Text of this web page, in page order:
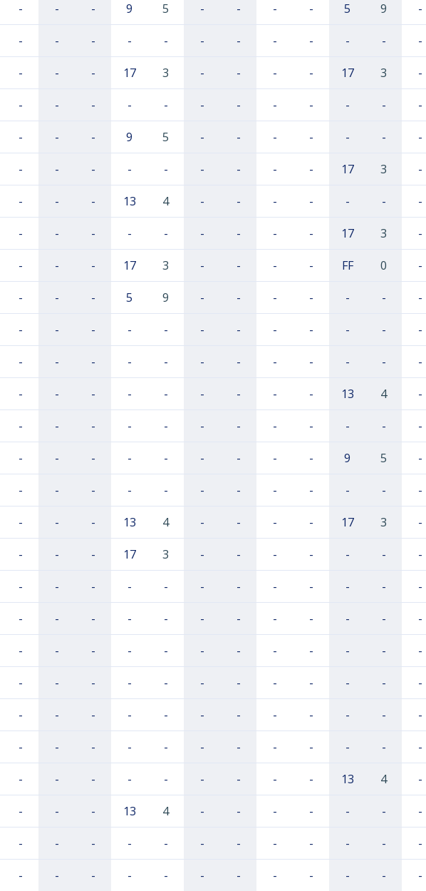
- - - 9 5 - - - - 5 9 -
- - - - - - - - - - - -
- - - 17 3 - - - - 17 3 -
- - - - - - - - - - - -
- - - 9 5 - - - - - - -
- - - - - - - - - 17 3 -
- - - 13 4 - - - - - - -
- - - - - - - - - 17 3 -
- - - 17 3 - - - - FF 0 -
- - - 5 9 - - - - - - -
- - - - - - - - - - - -
- - - - - - - - - - - -
- - - - - - - - - 13 4 -
- - - - - - - - - - - -
- - - - - - - - - 9 5 -
- - - - - - - - - - - -
- - - 13 4 - - - - 17 3 -
- - - 17 3 - - - - - - -
- - - - - - - - - - - -
- - - - - - - - - - - -
- - - - - - - - - - - -
- - - - - - - - - - - -
- - - - - - - - - - - -
- - - - - - - - - - - -
- - - - - - - - - 13 4 -
- - - 13 4 - - - - - - -
- - - - - - - - - - - -
- - - - - - - - - - - -